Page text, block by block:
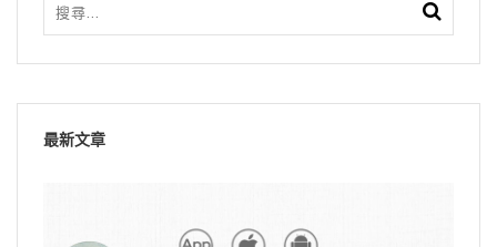
最新文章